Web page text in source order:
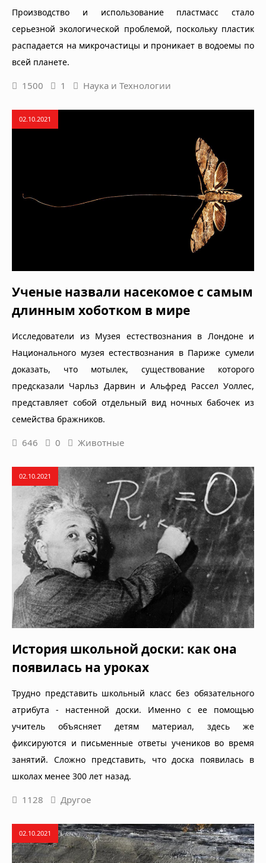
Производство и использование пластмасс стало
серьезной экологической проблемой, поскольку пластик
распадается на микрочастицы и проникает в водоемы по
всей планете.
1500 1 Наука и Технологии
02.10.2021
Ученые назвали насекомое с самым
длинным хоботком в мире
Исследователи из Музея естествознания в Лондоне и
Национального музея естествознания в Париже сумели
доказать, что мотылек, существование которого
предсказали Чарльз Дарвин и Альфред Рассел Уоллес,
представляет собой отдельный вид ночных бабочек из
семейства бражников.
646 0 Животные
02.10.2021
История школьной доски: как она
появилась на уроках
Трудно представить школьный класс без обязательного
атрибута - настенной доски. Именно с ее помощью
учитель объясняет детям материал, здесь же
фиксируются и письменные ответы учеников во время
занятий. Сложно представить, что доска появилась в
школах менее 300 лет назад.
1128 Другое
02.10.2021